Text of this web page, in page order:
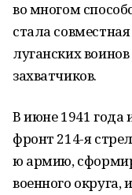
во многом
стала
луганских
захватчиков.
В июне 1941 года
фронт 214-я
ю армию,
военного округа,